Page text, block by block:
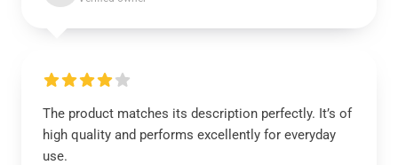
The product matches its description perfectly. It’s of
high quality and performs excellently for everyday
use.